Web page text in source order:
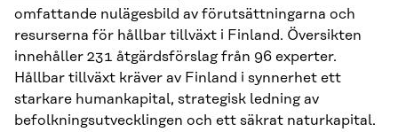
omfattande nulägesbild av förutsättningarna och
resurserna för hållbar tillväxt i Finland. Översikten
innehåller 231 åtgärdsförslag från 96 experter.
Hållbar tillväxt kräver av Finland i synnerhet ett
starkare humankapital, strategisk ledning av
befolkningsutvecklingen och ett säkrat naturkapital.